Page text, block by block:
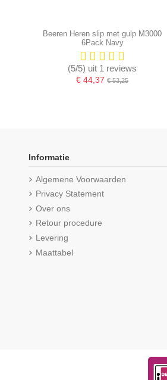
Beeren Heren slip met gulp M3000
6Pack Navy
(5/5) uit 1 reviews
€ 44,37€ 53,25
Informatie
Algemene Voorwaarden
Privacy Statement
Over ons
Retour procedure
Levering
Maattabel